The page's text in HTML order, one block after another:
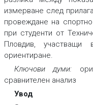
измерване след
провеждане на
при студенти от
Пловдив, участващи
ориентиране.
Ключови думи:
сравнителен анализ
Увод